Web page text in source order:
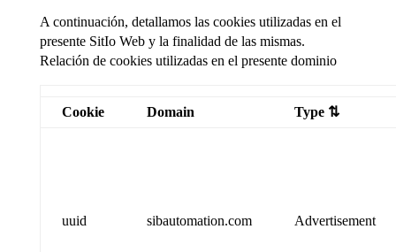
A continuación, detallamos las cookies utilizadas en el
presente SitIo Web y la finalidad de las mismas.
Relación de cookies utilizadas en el presente dominio
Cookie Domain Type ⇅
uuid sibautomation.com Advertisement